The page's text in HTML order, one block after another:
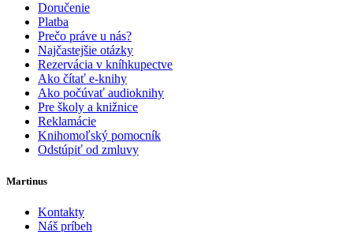
Doručenie
Platba
Prečo práve u nás?
Najčastejšie otázky
Rezervácia v kníhkupectve
Ako čítať e-knihy
Ako počúvať audioknihy
Pre školy a knižnice
Reklamácie
Knihomoľský pomocník
Odstúpiť od zmluvy
Martinus
Kontakty
Náš príbeh